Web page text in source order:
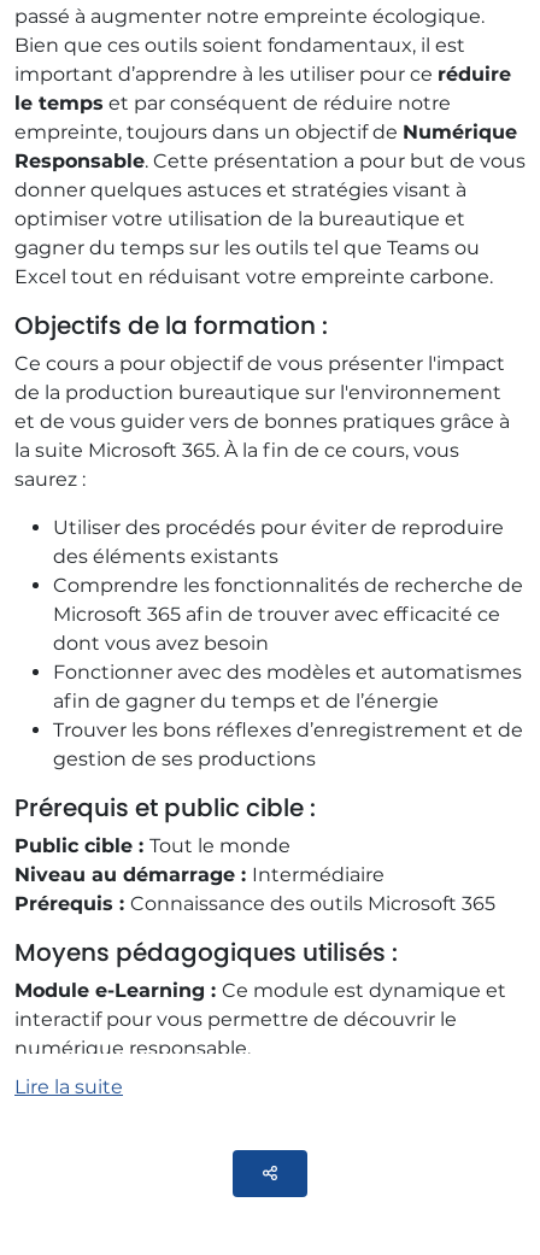
passé à augmenter notre empreinte écologique.
Bien que ces outils soient fondamentaux, il est
important d’apprendre à les utiliser pour ce réduire
le temps et par conséquent de réduire notre
empreinte, toujours dans un objectif de Numérique
Responsable. Cette présentation a pour but de vous
donner quelques astuces et stratégies visant à
optimiser votre utilisation de la bureautique et
gagner du temps sur les outils tel que Teams ou
Excel tout en réduisant votre empreinte carbone.
Objectifs de la formation :
Ce cours a pour objectif de vous présenter l'impact
de la production bureautique sur l'environnement
et de vous guider vers de bonnes pratiques grâce à
la suite Microsoft 365. À la fin de ce cours, vous
saurez :
Utiliser des procédés pour éviter de reproduire
des éléments existants
Comprendre les fonctionnalités de recherche de
Microsoft 365 afin de trouver avec efficacité ce
dont vous avez besoin
Fonctionner avec des modèles et automatismes
afin de gagner du temps et de l’énergie
Trouver les bons réflexes d’enregistrement et de
gestion de ses productions
Prérequis et public cible :
Public cible : Tout le monde
Niveau au démarrage : Intermédiaire
Prérequis : Connaissance des outils Microsoft 365
Moyens pédagogiques utilisés :
Module e-Learning : Ce module est dynamique et
interactif pour vous permettre de découvrir le
numérique responsable.
Méthode pédagogique :
découlent, les Résolutions possibles et les
Informations nécessaires pour cela.
Lire la suite
Parteger